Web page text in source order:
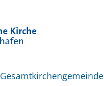
Gesamtkirchengemeinde